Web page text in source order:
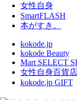
女性自身
SmartFLASH
本がすき。
kokode.jp
kokode Beauty
Mart SELECT
女性自身百貨店
kokode.jp GIFT